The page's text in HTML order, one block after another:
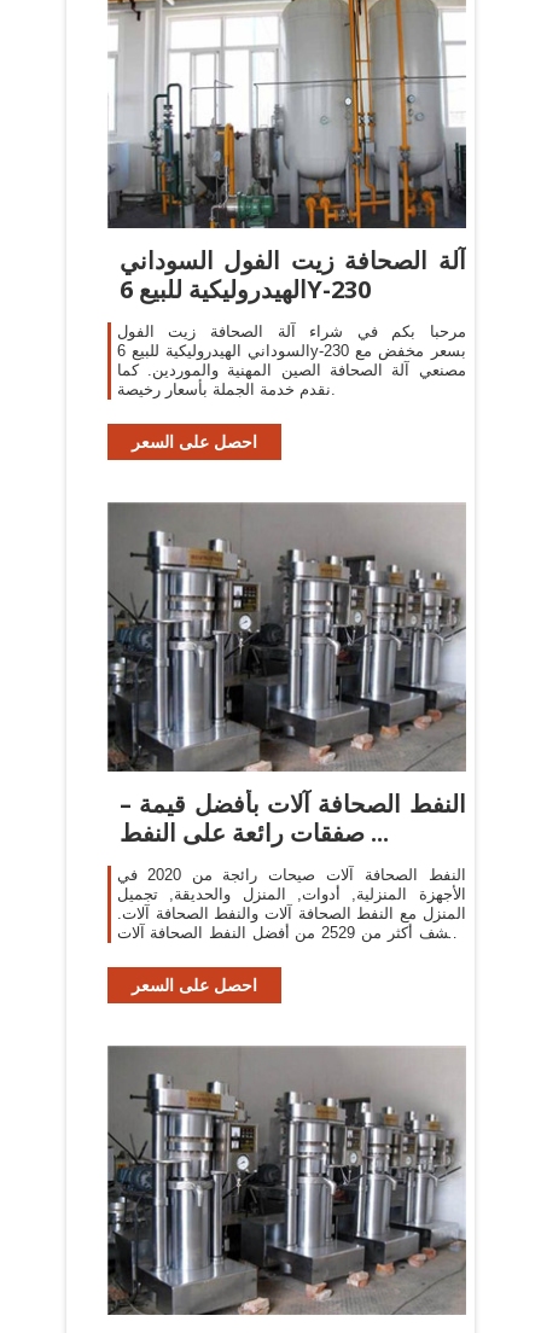
آلة الصحافة زيت الفول السوداني
الهيدروليكية للبيع 6Y-230
مرحبا بكم في شراء آلة الصحافة زيت الفول
السوداني الهيدروليكية للبيع 6y-230 بسعر مخفض مع
مصنعي آلة الصحافة الصين المهنية والموردين. كما
نقدم خدمة الجملة بأسعار رخيصة.
احصل على السعر
النفط الصحافة آلات بأفضل قيمة –
صفقات رائعة على النفط ...
النفط الصحافة آلات صيحات رائجة من 2020 في
الأجهزة المنزلية, أدوات, المنزل والحديقة, تجميل
المنزل مع النفط الصحافة آلات والنفط الصحافة آلات.
اكتشف أكثر من 2529 من أفضل النفط الصحافة آلات
احصل على السعر